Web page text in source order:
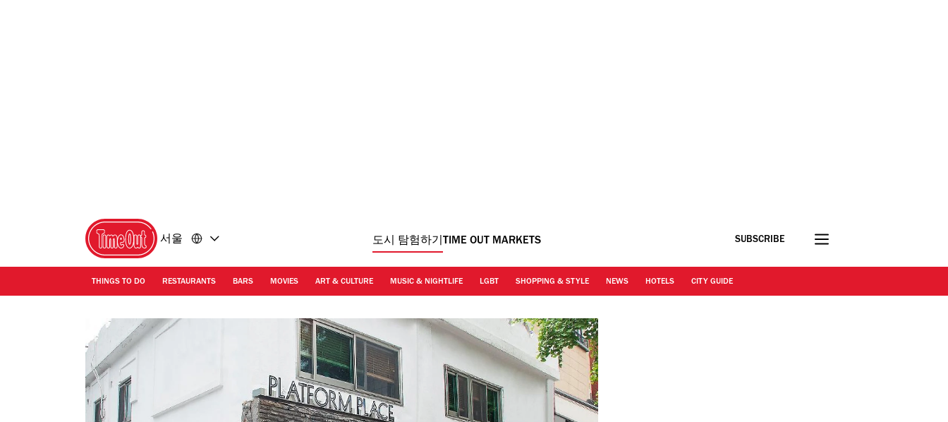
서울 도시 탐험하기 TIME OUT MARKETS SUBSCRIBE
THINGS TO DO RESTAURANTS BARS MOVIES ART & CULTURE MUSIC & NIGHTLIFE LGBT SHOPPING & STYLE NEWS HOTELS CITY GUIDE